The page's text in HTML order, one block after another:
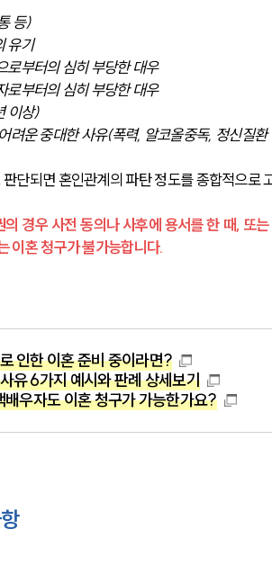
등)
유기
로부터의 심히 부당한 대우
로부터의 심히 부당한 대우
이상)
려운 중대한 사유(폭력, 알코올중독, 정신질환
단되면 혼인관계의 파탄 정도를 종합적으로
경우 사전 동의나 사후에 용서를 한 때, 또
이혼 청구가 불가능합니다.
인한 이혼 준비 중이라면?
유 6가지 예시와 판례 상세보기
배우자도 이혼 청구가 가능한가요?